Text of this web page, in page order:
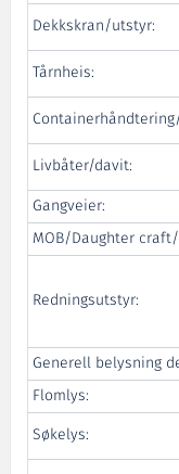
Dekkskran/utstyr:
Tårnheis:
Livbåter/davit:
Gangveier:
MOB/Daughter
Redningsutstyr:
Generell belysning
Flomlys:
Søkelys: